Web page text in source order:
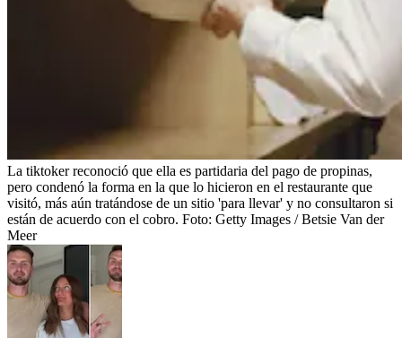
La tiktoker reconoció que ella es partidaria del pago de propinas,
pero condenó la forma en la que lo hicieron en el restaurante que
visitó, más aún tratándose de un sitio 'para llevar' y no consultaron si
están de acuerdo con el cobro. Foto: Getty Images / Betsie Van der
Meer